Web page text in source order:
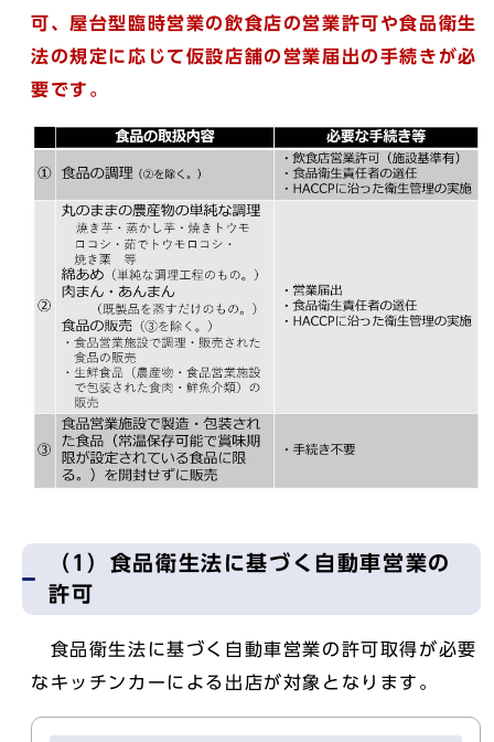
可、屋台型臨時営業の飲食店の営業許可や食品衛生
法の規定に応じて仮設店舗の営業届出の手続きが必
要です。
（1）食品衛生法に基づく自動車営業の
許可
食品衛生法に基づく自動車営業の許可取得が必要
なキッチンカーによる出店が対象となります。